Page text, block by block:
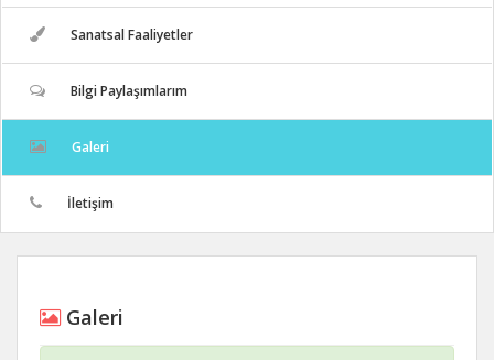
Sanatsal Faaliyetler
Bilgi Paylaşımlarım
Galeri
İletişim
Galeri